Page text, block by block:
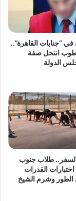
“جنايات القاهرة”..
انتحل صفة
الدولة
السفر.. طلاب جنوب
القدرات
الطور وشرم الشيخ